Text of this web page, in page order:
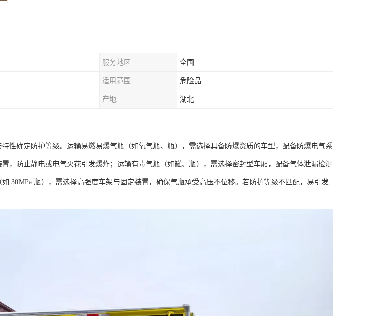
服务地区 全国
适用范围 危险品
产地 湖北
性确定防护等级。运输易燃易爆气瓶（如氧气瓶、瓶），需选择具备防爆资质的车型，配备防爆电气系
，防止静电或电气火花引发爆炸；运输有毒气瓶（如罐、瓶），需选择密封型车厢，配备气体泄漏检测
30MPa 瓶），需选择高强度车架与固定装置，确保气瓶承受高压不位移。若防护等级不匹配，易引发